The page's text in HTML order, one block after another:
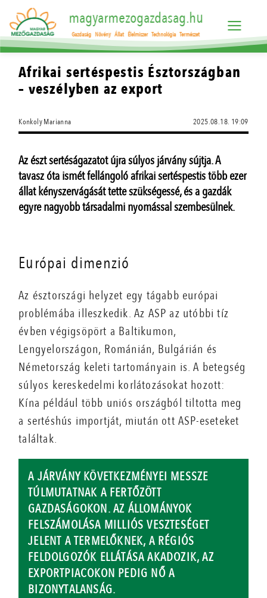
magyarmezogazdasag.hu
Gazdaság Növény Állat Élelmiszer Technológia Természet
Afrikai sertéspestis Észtországban
– veszélyben az export
Konkoly Marianna 2025.08.18. 19:09
Az észt sertéságazatot újra súlyos járvány sújtja. A
tavasz óta ismét fellángoló afrikai sertéspestis több ezer
állat kényszervágását tette szükségessé, és a gazdák
egyre nagyobb társadalmi nyomással szembesülnek.
Európai dimenzió
Az észtországi helyzet egy tágabb európai
problémába illeszkedik. Az ASP az utóbbi tíz
évben végigsöpört a Baltikumon,
Lengyelországon, Románián, Bulgárián és
Németország keleti tartományain is. A betegség
súlyos kereskedelmi korlátozásokat hozott:
Kína például több uniós országból tiltotta meg
a sertéshús importját, miután ott ASP-eseteket
találtak.
A JÁRVÁNY KÖVETKEZMÉNYEI MESSZE
TÚLMUTATNAK A FERTŐZÖTT
GAZDASÁGOKON. AZ ÁLLOMÁNYOK
FELSZÁMOLÁSA MILLIÓS VESZTESÉGET
JELENT A TERMELŐKNEK, A RÉGIÓS
FELDOLGOZÓK ELLÁTÁSA AKADOZIK, AZ
EXPORTPIACOKON PEDIG NŐ A
BIZONYTALANSÁG.